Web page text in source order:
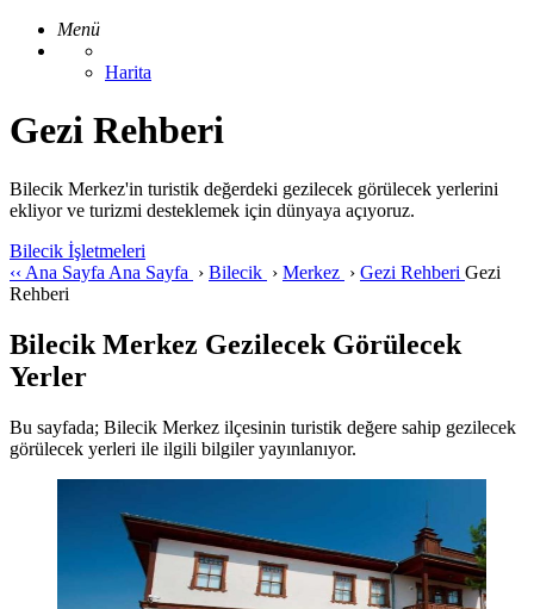
Menü
Harita
Gezi Rehberi
Bilecik Merkez'in turistik değerdeki gezilecek görülecek yerlerini
ekliyor ve turizmi desteklemek için dünyaya açıyoruz.
Bilecik İşletmeleri
‹‹ Ana Sayfa Ana Sayfa › Bilecik › Merkez › Gezi Rehberi Gezi
Rehberi
Bilecik Merkez Gezilecek Görülecek
Yerler
Bu sayfada; Bilecik Merkez ilçesinin turistik değere sahip gezilecek
görülecek yerleri ile ilgili bilgiler yayınlanıyor.